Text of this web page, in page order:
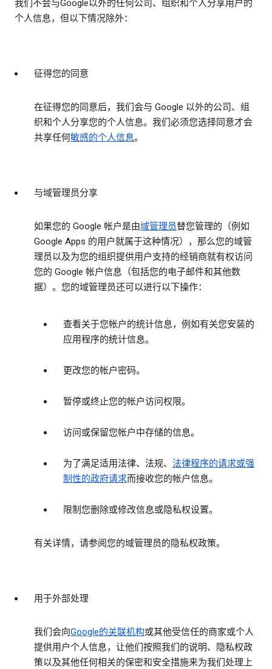
我们不会与Google以外的任何公司、组织和个人分享用户的
个人信息，但以下情况除外：
征得您的同意
在征得您的同意后，我们会与 Google 以外的公司、组
织和个人分享您的个人信息。我们必须您选择同意才会
共享任何敏感的个人信息。
与域管理员分享
如果您的 Google 帐户是由域管理员替您管理的（例如
Google Apps 的用户就属于这种情况），那么您的域管
理员以及为您的组织提供用户支持的经销商就有权访问
您的 Google 帐户信息（包括您的电子邮件和其他数
据）。您的域管理员还可以进行以下操作：
查看关于您帐户的统计信息，例如有关您安装的
应用程序的统计信息。
更改您的帐户密码。
暂停或终止您的帐户访问权限。
访问或保留您帐户中存储的信息。
为了满足适用法律、法规、 法律程序的请求或强
制性的政府请求而接收您的帐户信息。
限制您删除或修改信息或隐私权设置。
有关详情，请参阅您的域管理员的隐私权政策。
用于外部处理
我们会向Google的关联机构或其他受信任的商家或个人
提供用户个人信息，让他们按照我们的说明、隐私权政
策以及其他任何相关的保密和安全措施来为我们处理上